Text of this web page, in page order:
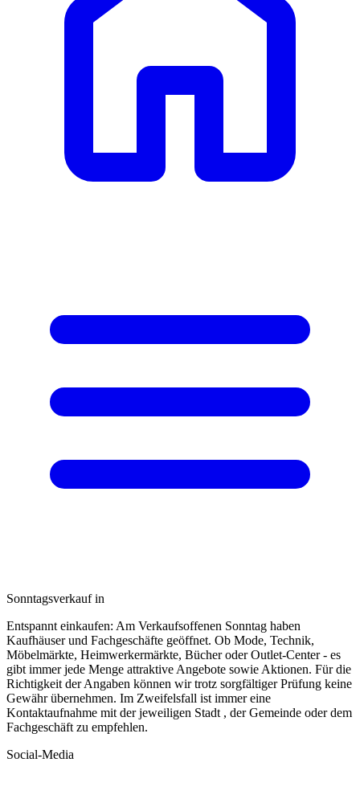
Sonntagsverkauf in
Entspannt einkaufen: Am Verkaufsoffenen Sonntag haben
Kaufhäuser und Fachgeschäfte geöffnet. Ob Mode, Technik,
Möbelmärkte, Heimwerkermärkte, Bücher oder Outlet-Center - es
gibt immer jede Menge attraktive Angebote sowie Aktionen. Für die
Richtigkeit der Angaben können wir trotz sorgfältiger Prüfung keine
Gewähr übernehmen. Im Zweifelsfall ist immer eine
Kontaktaufnahme mit der jeweiligen Stadt , der Gemeinde oder dem
Fachgeschäft zu empfehlen.
Social-Media